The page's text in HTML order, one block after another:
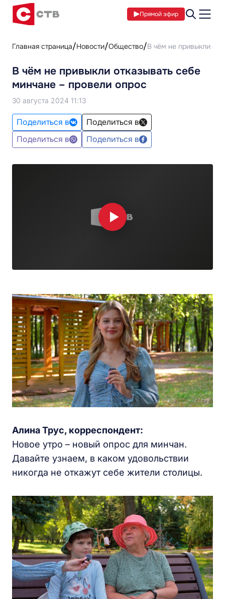
Прямой эфир
Главная страница Новости Общество В чём не привыкли
В чём не привыкли отказывать себе
минчане – провели опрос
30 августа 2024 11:13
Поделиться в
Поделиться в
Поделиться в
Поделиться в
Алина Трус, корреспондент:
Новое утро – новый опрос для минчан.
Давайте узнаем, в каком удовольствии
никогда не откажут себе жители столицы.